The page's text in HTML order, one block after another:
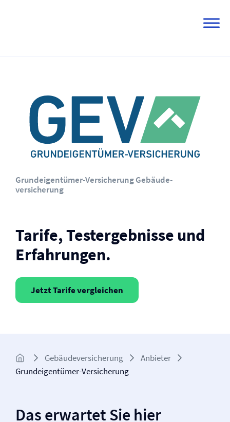
Grundeigentümer-Versicherung Gebäude­
versicherung
Tarife, Testergebnisse und
Erfahrungen.
Jetzt Tarife vergleichen
Gebäude­­versicherung
Anbieter
Grundeigentümer-Versicherung
Das erwartet Sie hier